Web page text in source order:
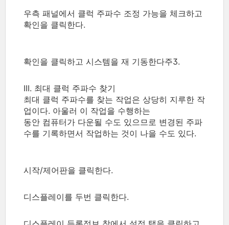
우측 패널에서 클럭 주파수 조정 가능을 체크하고
확인을 클릭한다.
확인을 클릭하고 시스템을 재 기동한다주3.
III. 최대 클럭 주파수 찾기
최대 클럭 주파수를 찾는 작업은 상당히 지루한 작
업이다. 아울러 이 작업을 수행하는
동안 컴퓨터가 다운될 수도 있으므로 변경된 주파
수를 기록하면서 작업하는 것이 나을 수도 있다.
시작/제어판을 클릭한다.
디스플레이를 두번 클릭한다.